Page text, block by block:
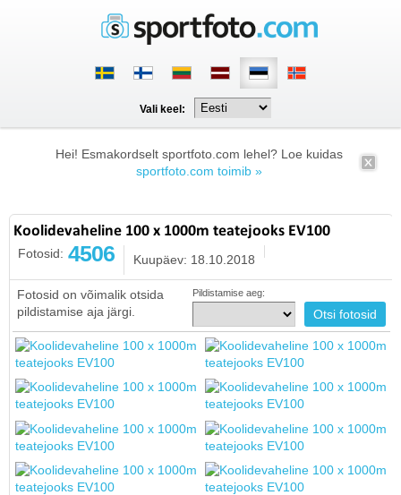
Vali keel:
Hei! Esmakordselt sportfoto.com lehel? Loe kuidas
sportfoto.com toimib »
Koolidevaheline 100 x 1000m teatejooks EV100
Fotosid: 4506 Kuupäev: 18.10.2018
Fotosid on võimalik otsida
pildistamise aja järgi.
Pildistamise aeg: